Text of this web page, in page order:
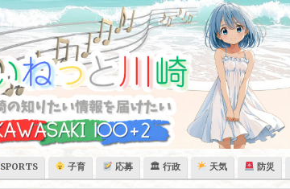
SPORTS 子育 応募 🏛 行政 天気 防災